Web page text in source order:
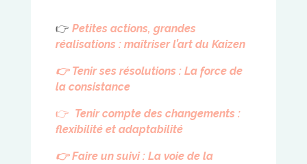
👉 Petites actions, grandes
réalisations : maîtriser l’art du Kaizen
👉 Tenir ses résolutions : La force de
la consistance
👉 Tenir compte des changements :
flexibilité et adaptabilité
👉Faire un suivi : La voie de la